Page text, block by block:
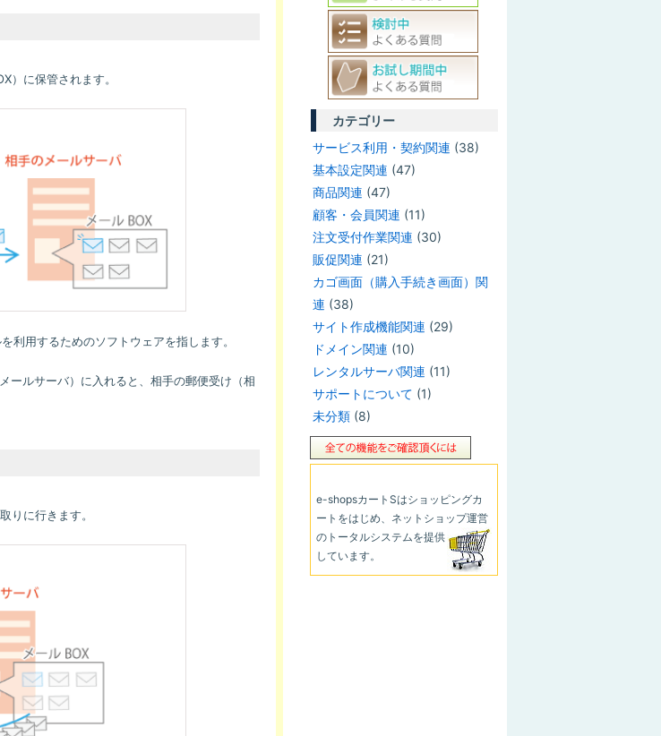
）に保管されます。
用するためのソフトウェアを指します。
ールサーバ）に入れると、相手の郵便受け（相
りに行きます。
カテゴリー
サービス利用・契約関連 (38)
基本設定関連 (47)
商品関連 (47)
顧客・会員関連 (11)
注文受付作業関連 (30)
販促関連 (21)
カゴ画面（購入手続き画面）関
連 (38)
サイト作成機能関連 (29)
ドメイン関連 (10)
レンタルサーバ関連 (11)
サポートについて (1)
未分類(8)
e-shopsカートSはショッピングカ
ートをはじめ、ネットショップ運営
のトータルシステムを提供
しています。